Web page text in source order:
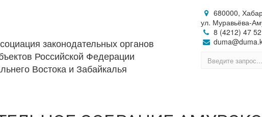
законодательных органов
Российской Федерации
Востока и Забайкалья
680000,
ул. Муравьёва-
8 (4212) 47